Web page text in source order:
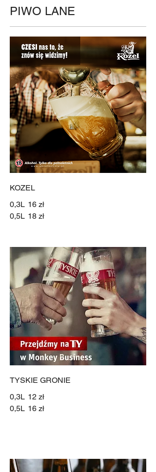
PIWO LANE
KOZEL
0,3L 16 zł
0,5L 18 zł
TYSKIE GRONIE
0,3L 12 zł
0,5L 16 zł